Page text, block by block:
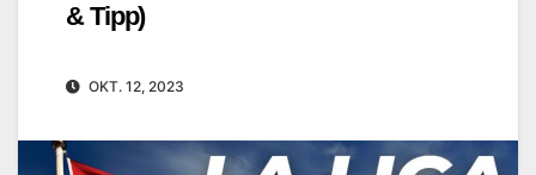
& Tipp)
OKT. 12, 2023